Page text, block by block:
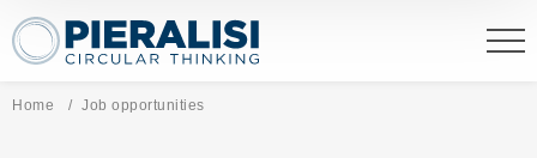
Pieralisi Maip Spa
Home Current page:
Job opportunities